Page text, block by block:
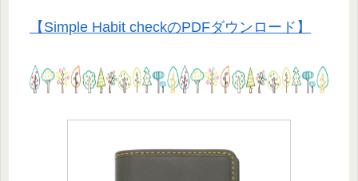
【Simple Habit checkのPDFダウンロード】